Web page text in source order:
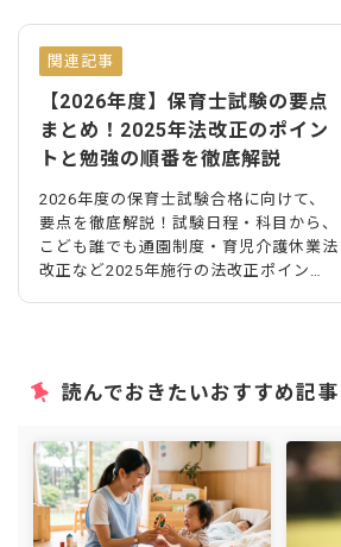
関連記事
【2026年度】保育士試験の要点
まとめ！2025年法改正のポイン
トと勉強の順番を徹底解説
2026年度の保育士試験合格に向けて、
要点を徹底解説！試験日程・科目から、
こども誰でも通園制度・育児介護休業法
改正など2025年施行の法改正ポイン
士になるためには、保育士資格の取得が
おり、筆記試験に合格後、実技試験を受
験できる仕組みです。 試験日程 保育士
試験は、1年間の中で前期と後期の2回
実施されます。 一次試験では筆記試験
読んでおきたいおすすめ記事